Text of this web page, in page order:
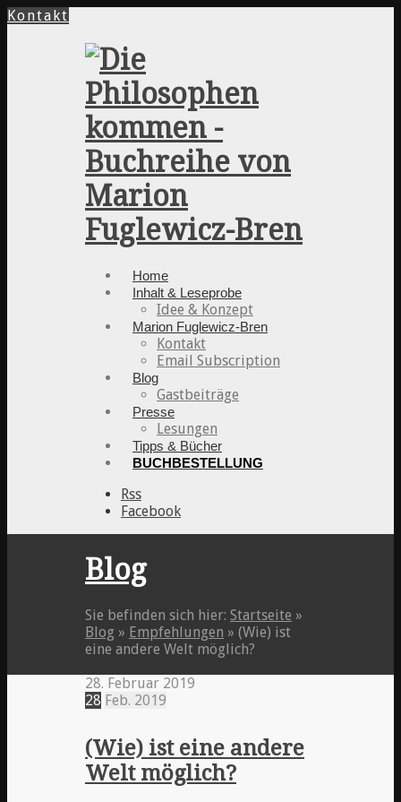
Kontakt
Home
Inhalt & Leseprobe
Idee & Konzept
Marion Fuglewicz-Bren
Kontakt
Email Subscription
Blog
Gastbeiträge
Presse
Lesungen
Tipps & Bücher
BUCHBESTELLUNG
Rss
Facebook
Blog
Sie befinden sich hier: Startseite »
Blog » Empfehlungen » (Wie) ist
eine andere Welt möglich?
28. Februar 2019
28 Feb. 2019
(Wie) ist eine andere
Welt möglich?